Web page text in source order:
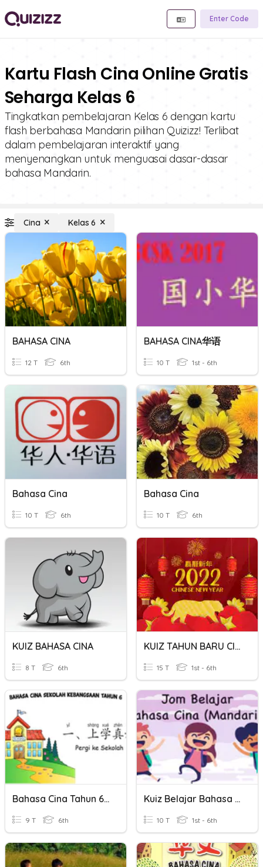
Enter Code
Kartu Flash Cina Online Gratis
Seharga Kelas 6
Tingkatkan pembelajaran Kelas 6 dengan kartu
flash berbahasa Mandarin pilihan Quizizz! Terlibat
dalam pembelajaran interaktif yang
menyenangkan untuk menguasai dasar-dasar
bahasa Mandarin.
Cina Kelas 6
BAHASA CINA
12 T 6th
BAHASA CINA华语
10 T 1st - 6th
Bahasa Cina
10 T 6th
Bahasa Cina
10 T 6th
KUIZ BAHASA CINA
8 T 6th
KUIZ TAHUN BARU CINA
15 T 1st - 6th
Bahasa Cina Tahun 6 Topik 1
9 T 6th
Kuiz Belajar Bahasa Cina 1
10 T 1st - 6th